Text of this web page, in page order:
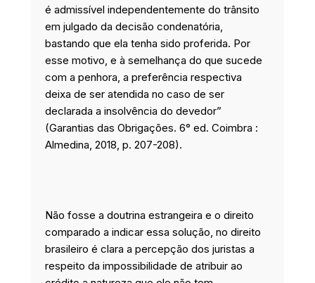
é admissível independentemente do trânsito
em julgado da decisão condenatória,
bastando que ela tenha sido proferida. Por
esse motivo, e à semelhança do que sucede
com a penhora, a preferência respectiva
deixa de ser atendida no caso de ser
declarada a insolvência do devedor”
(Garantias das Obrigações. 6° ed. Coimbra :
Almedina, 2018, p. 207-208).
Não fosse a doutrina estrangeira e o direito
comparado a indicar essa solução, no direito
brasileiro é clara a percepção dos juristas a
respeito da impossibilidade de atribuir ao